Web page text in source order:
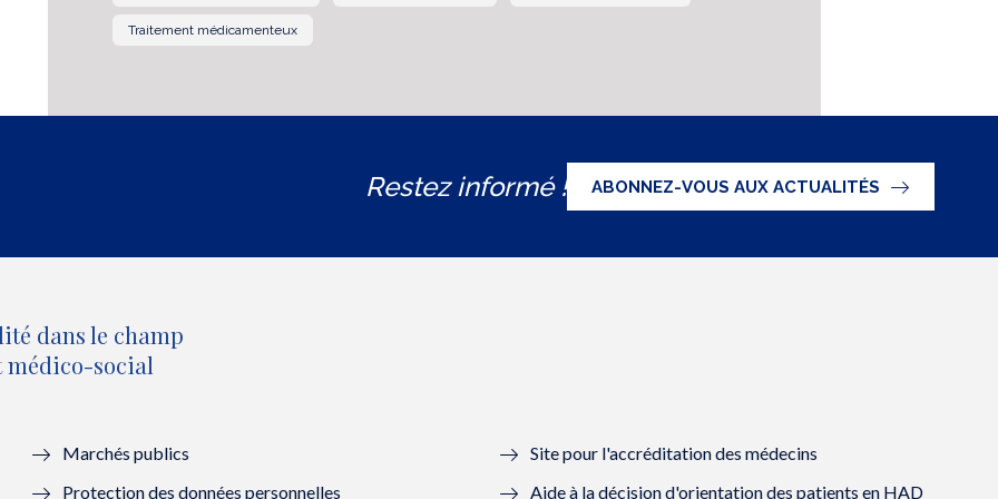
Traitement médicamenteux
Restez informé ! ABONNEZ-VOUS AUX ACTUALITÉS
dans le champ
médico-social
Marchés publics
Protection des données personnelles
Site pour l'accréditation des médecins
Aide à la décision d'orientation des patients en HAD